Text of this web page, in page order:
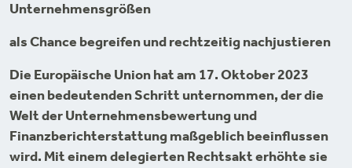
Unternehmensgrößen
als Chance begreifen und rechtzeitig nachjustieren
Die Europäische Union hat am 17. Oktober 2023
einen bedeutenden Schritt unternommen, der die
Welt der Unternehmensbewertung und
Finanzberichterstattung maßgeblich beeinflussen
wird. Mit einem delegierten Rechtsakt erhöhte sie